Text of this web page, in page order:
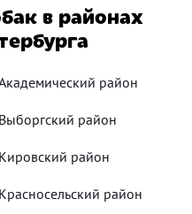
в районах
район
Выборгский район
Кировский район
Красносельский район